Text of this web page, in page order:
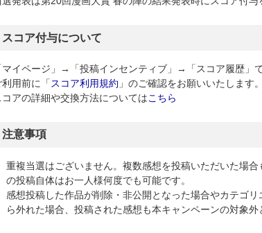
スコア付与について
マイページ」→「投稿インセンティブ」→「スコア履歴」で
利用前に「 スコア利用規約 」のご確認をお願いいたします。
コアの詳細や交換方法についてはこちら
注意事項
重複当選はございません。複数感想を投稿いただいた場
の投稿自体はお一人様何度でも可能です。
感想投稿した作品が削除・非公開となった場合やカテゴ
ら外れた場合、投稿された感想も本キャンペーンの対象外